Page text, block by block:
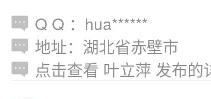
Q Q ：hua******
地址：湖北省赤壁市
点击查看 叶立萍 发布的